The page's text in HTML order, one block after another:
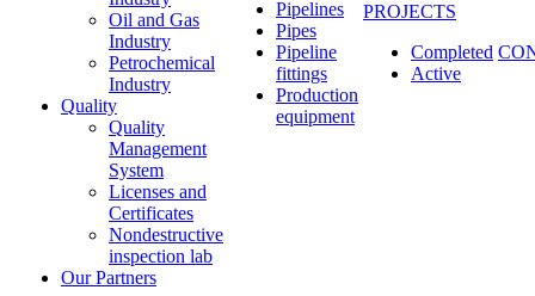
Oil and Gas
Industry
Petrochemical
Industry
Quality
Quality
Management
System
Licenses and
Certificates
Nondestructive
inspection lab
Our Partners
Pipelines
Pipes
Pipeline
fittings
Production
equipment
PROJECTS
Completed
Active